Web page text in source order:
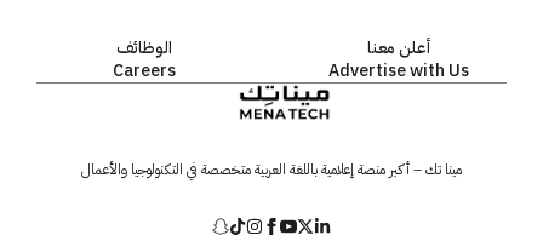
أعلن معنا
Advertise with Us
الوظائف
Careers
مينا تك – أكبر منصة إعلامية باللغة العربية متخصصة في التكنولوجيا والأعمال